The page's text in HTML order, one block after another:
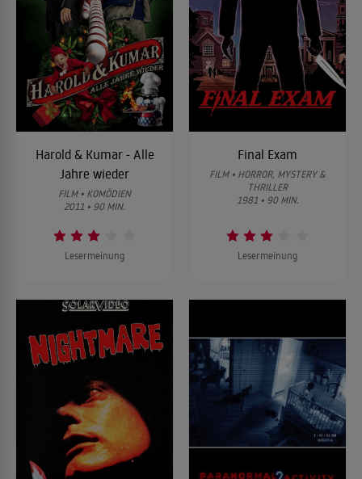
Harold & Kumar - Alle
Jahre wieder
FILM • KOMÖDIEN
2011 • 90 MIN.
Lesermeinung
Final Exam
FILM • HORROR, MYSTERY &
THRILLER
1981 • 90 MIN.
Lesermeinung